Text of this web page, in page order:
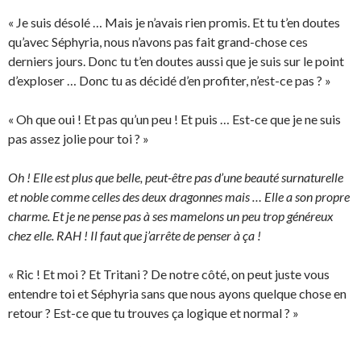
« Je suis désolé … Mais je n’avais rien promis. Et tu t’en doutes
qu’avec Séphyria, nous n’avons pas fait grand-chose ces
derniers jours. Donc tu t’en doutes aussi que je suis sur le point
d’exploser … Donc tu as décidé d’en profiter, n’est-ce pas ? »
« Oh que oui ! Et pas qu’un peu ! Et puis … Est-ce que je ne suis
pas assez jolie pour toi ? »
Oh ! Elle est plus que belle, peut-être pas d’une beauté surnaturelle
et noble comme celles des deux dragonnes mais … Elle a son propre
charme. Et je ne pense pas à ses mamelons un peu trop généreux
chez elle. RAH ! Il faut que j’arrête de penser à ça !
« Ric ! Et moi ? Et Tritani ? De notre côté, on peut juste vous
entendre toi et Séphyria sans que nous ayons quelque chose en
retour ? Est-ce que tu trouves ça logique et normal ? »